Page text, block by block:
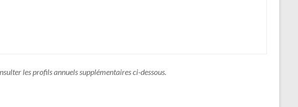
les profils annuels supplémentaires ci-dessous.